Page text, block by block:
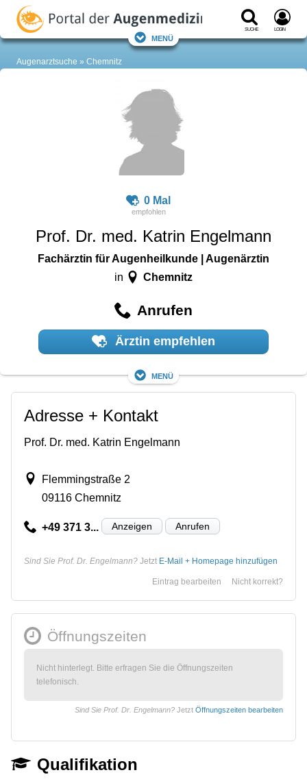
Suche Login
Menü
Augenarztsuche Chemnitz
0 Mal
Prof. Dr. med. Katrin Engelmann
Fachärztin für Augenheilkunde | Augenärztin
in Chemnitz
Anrufen
Ärztin empfehlen
Menü
Adresse + Kontakt
Prof. Dr. med. Katrin Engelmann
Flemmingstraße 2
09116 Chemnitz
+49 371 3... Anzeigen Anrufen
Sind Sie Prof. Dr. Engelmann? Jetzt E-Mail + Homepage hinzufügen
Nicht korrekt?
Eintrag bearbeiten
Öffnungszeiten
Nicht hinterlegt. Bitte erfragen Sie die Öffnungszeiten
telefonisch.
Sind Sie Prof. Dr. Engelmann? Jetzt Öffnungszeiten bearbeiten
Qualifikation